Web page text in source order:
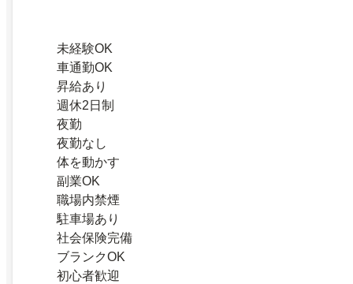
未経験OK
車通勤OK
昇給あり
週休2日制
夜勤
夜勤なし
体を動かす
副業OK
職場内禁煙
駐車場あり
社会保険完備
ブランクOK
初心者歓迎